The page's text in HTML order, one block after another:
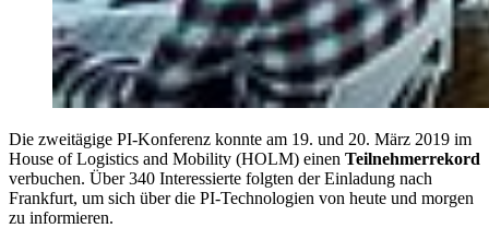
Die zweitägige PI-Konferenz konnte am 19. und 20. März 2019 im
House of Logistics and Mobility (HOLM) einen Teilnehmerrekord
verbuchen. Über 340 Interessierte folgten der Einladung nach
Frankfurt, um sich über die PI-Technologien von heute und morgen
zu informieren.